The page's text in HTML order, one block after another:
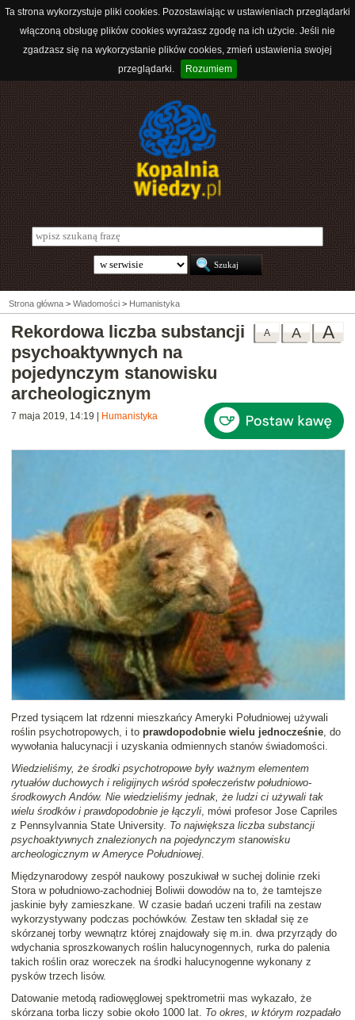
Ta strona wykorzystuje pliki cookies. Pozostawiając w ustawieniach przeglądarki
włączoną obsługę plików cookies wyrażasz zgodę na ich użycie. Jeśli nie
zgadzasz się na wykorzystanie plików cookies, zmień ustawienia swojej
przeglądarki.
Rozumiem
Strona główna > Wiadomości > Humanistyka
A
A
A
Rekordowa liczba substancji
psychoaktywnych na
pojedynczym stanowisku
archeologicznym
7 maja 2019, 14:19 Humanistyka
Przed tysiącem lat rdzenni mieszkańcy Ameryki Południowej używali
roślin psychotropowych, i to prawdopodobnie wielu jednocześnie, do
wywołania halucynacji i uzyskania odmiennych stanów świadomości.
Wiedzieliśmy, że środki psychotropowe były ważnym elementem
rytuałów duchowych i religijnych wśród społeczeństw południowo-
środkowych Andów. Nie wiedzieliśmy jednak, że ludzi ci używali tak
wielu środków i prawdopodobnie je łączyli, mówi profesor Jose Capriles
z Pennsylvannia State University. To największa liczba substancji
psychoaktywnych znalezionych na pojedynczym stanowisku
archeologicznym w Ameryce Południowej.
Międzynarodowy zespół naukowy poszukiwał w suchej dolinie rzeki
Stora w południowo-zachodniej Boliwii dowodów na to, że tamtejsze
jaskinie były zamieszkane. W czasie badań uczeni trafili na zestaw
wykorzystywany podczas pochówków. Zestaw ten składał się ze
skórzanej torby wewnątrz której znajdowały się m.in. dwa przyrządy do
wdychania sproszkowanych roślin halucynogennych, rurka do palenia
takich roślin oraz woreczek na środki halucynogenne wykonany z
pysków trzech lisów.
Datowanie metodą radiowęglowej spektrometrii mas wykazało, że
skórzana torba liczy sobie około 1000 lat. To okres, w którym rozpadało